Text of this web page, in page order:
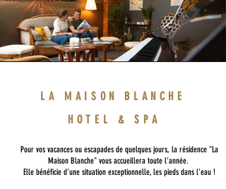
Salon de détente
Salon de détente
Salon de détente
Salon de détente
Salon de détente
Pour vos vacances ou escapades de quelques jours, la résidence "La
Maison Blanche" vous accueillera toute l’année.
Elle bénéficie d’une situation exceptionnelle, les pieds dans l’eau !
LA MAISON BLANCHE
HOTEL & SPA